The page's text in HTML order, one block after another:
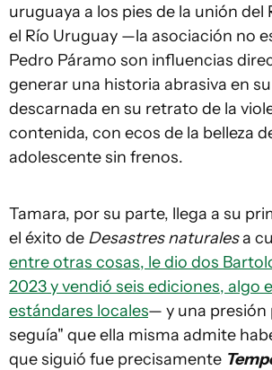
uruguaya a los pies de la unión del
el Río Uruguay —la asociación no
Pedro Páramo son influencias
generar una historia abrasiva en
descarnada en su retrato de la
contenida, con ecos de la belleza
adolescente sin frenos.
Tamara, por su parte, llega a su
el éxito de Desastres naturalesa
entre otras cosas, le dio dos
2023 y vendió seis ediciones, algo
estándares locales— y una presión
seguía" que ella misma admite
que siguió fue precisamente